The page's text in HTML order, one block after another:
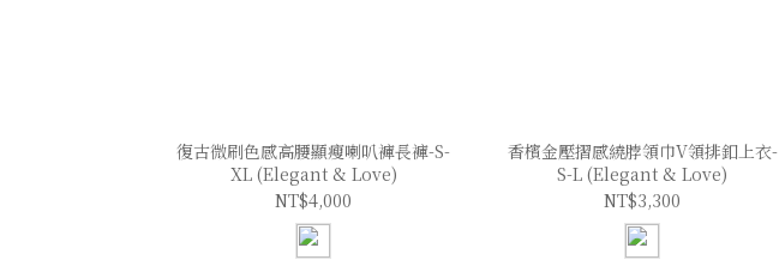
復古微刷色感高腰顯瘦喇叭褲長褲-S-
XL (Elegant & Love)
NT$4,000
香檳金壓摺感繞脖領巾V領排釦上衣-
S-L (Elegant & Love)
NT$3,300